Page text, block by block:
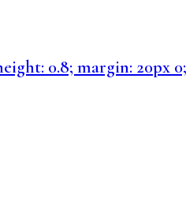
0.8; margin: 20px